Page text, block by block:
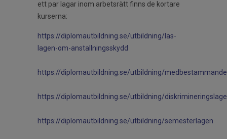
ett par lagar inom arbetsrätt finns de kortare
kurserna:
https://diplomautbildning.se/utbildning/las-
lagen-om-anstallningsskydd
https://diplomautbildning.se/utbildning/
https://diplomautbildning.se/utbildning/
https://diplomautbildning.se/utbildning/semesterlagen